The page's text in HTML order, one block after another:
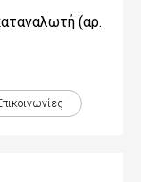
(αρ.